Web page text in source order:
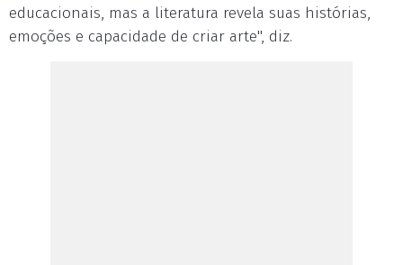
educacionais, mas a literatura revela suas histórias,
emoções e capacidade de criar arte", diz.